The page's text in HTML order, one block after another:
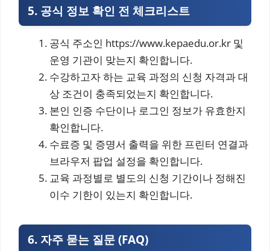
5. 공식 정보 확인 전 체크리스트
공식 주소인 https://www.kepaedu.or.kr 및
운영 기관이 맞는지 확인합니다.
수강하고자 하는 교육 과정의 신청 자격과 대
상 조건이 충족되었는지 확인합니다.
본인 인증 수단이나 로그인 정보가 유효한지
확인합니다.
수료증 및 증명서 출력을 위한 프린터 연결과
브라우저 팝업 설정을 확인합니다.
교육 과정별로 별도의 신청 기간이나 정해진
이수 기한이 있는지 확인합니다.
6. 자주 묻는 질문 (FAQ)